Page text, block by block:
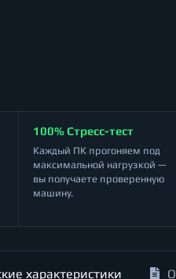
100% Стресс-тест
Каждый ПК прогоняем под
максимальной нагрузкой —
вы получаете проверенную
машину.
характеристики